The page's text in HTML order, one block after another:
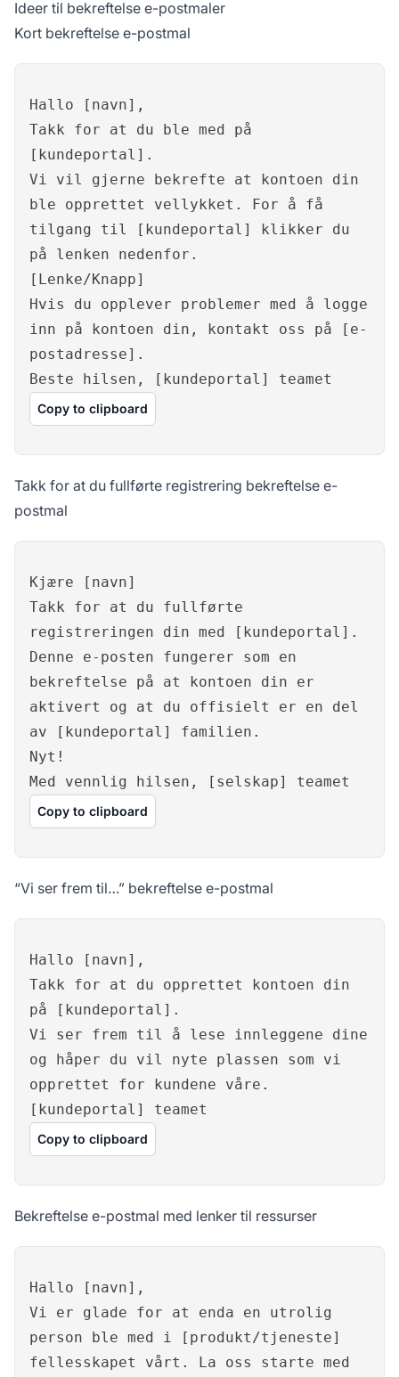
Ideer til bekreftelse e-postmaler
Kort bekreftelse e-postmal
Hallo [navn],
Takk for at du ble med på
[kundeportal].
Vi vil gjerne bekrefte at kontoen din
ble opprettet vellykket. For å få
tilgang til [kundeportal] klikker du
på lenken nedenfor.
[Lenke/Knapp]
Hvis du opplever problemer med å logge
inn på kontoen din, kontakt oss på [e-
postadresse].
Beste hilsen, [kundeportal] teamet
Copy to clipboard
Takk for at du fullførte registrering bekreftelse e-
postmal
Kjære [navn]
Takk for at du fullførte
registreringen din med [kundeportal].
Denne e-posten fungerer som en
bekreftelse på at kontoen din er
aktivert og at du offisielt er en del
av [kundeportal] familien.
Nyt!
Med vennlig hilsen, [selskap] teamet
Copy to clipboard
“Vi ser frem til…” bekreftelse e-postmal
Hallo [navn],
Takk for at du opprettet kontoen din
på [kundeportal].
Vi ser frem til å lese innleggene dine
og håper du vil nyte plassen som vi
opprettet for kundene våre.
[kundeportal] teamet
Copy to clipboard
Bekreftelse e-postmal med lenker til ressurser
Hallo [navn],
Vi er glade for at enda en utrolig
person ble med i [produkt/tjeneste]
fellesskapet vårt. La oss starte med